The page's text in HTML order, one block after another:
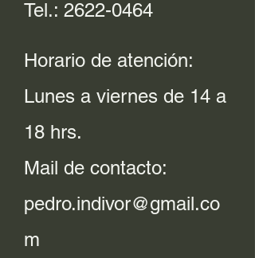
Tel.: 2622-0464
Horario de atención:
Lunes a viernes de 14 a
18 hrs.
Mail de contacto:
pedro.indivor@gmail.co
m